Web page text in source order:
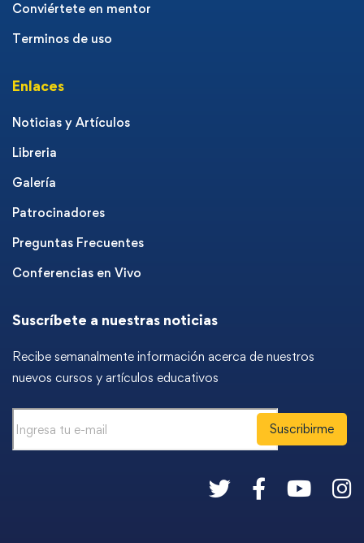
Conviértete en mentor
Terminos de uso
Enlaces
Noticias y Artículos
Libreria
Galería
Patrocinadores
Preguntas Frecuentes
Conferencias en Vivo
Suscríbete a nuestras noticias
Recibe semanalmente información acerca de nuestros
nuevos cursos y artículos educativos
Suscribirme